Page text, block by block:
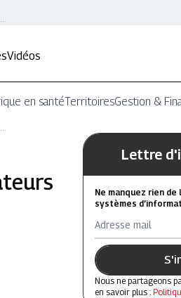
Vidéos
en santéTerritoiresGestion &
Lettre
Ne manquez rien
systèmes
Adresse mail
Nous ne partageons
en savoir plus :